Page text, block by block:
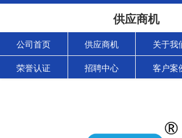
供应商机
公司首页 供应商机 关于我
荣誉认证 招聘中心 客户案